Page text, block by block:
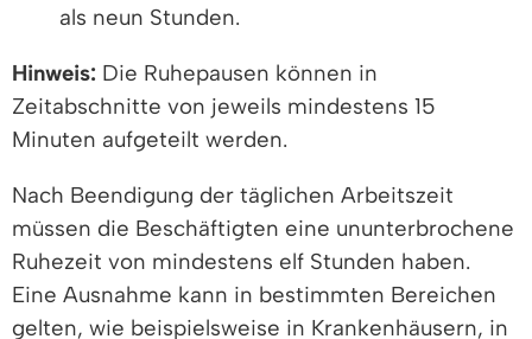
als neun Stunden.
Hinweis: Die Ruhepausen können in
Zeitabschnitte von jeweils mindestens 15
Minuten aufgeteilt werden.
Nach Beendigung der täglichen Arbeitszeit
müssen die Beschäftigten eine ununterbrochene
Ruhezeit von mindestens elf Stunden haben.
Eine Ausnahme kann in bestimmten Bereichen
gelten, wie beispielsweise in Krankenhäusern, in